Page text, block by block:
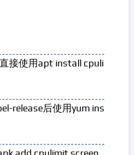
接使用apt install cpuli
release后使用yum ins